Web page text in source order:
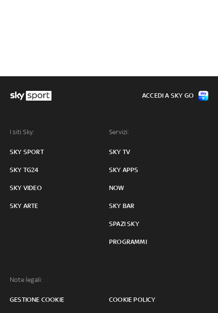
I siti Sky:
SKY SPORT
SKY TG24
SKY VIDEO
SKY ARTE
Servizi:
SKY TV
SKY APPS
NOW
SKY BAR
SPAZI SKY
PROGRAMMI
Note legali:
GESTIONE COOKIE COOKIE POLICY
ACCEDI A SKY GO